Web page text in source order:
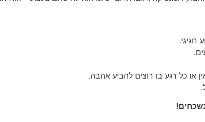
חגיגי.
או כל רגע בו רוצים להביע אהבה.